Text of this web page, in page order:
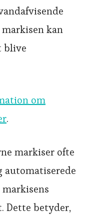
kan
blive
om
.
markiser ofte
automatiserede
Dette betyder,